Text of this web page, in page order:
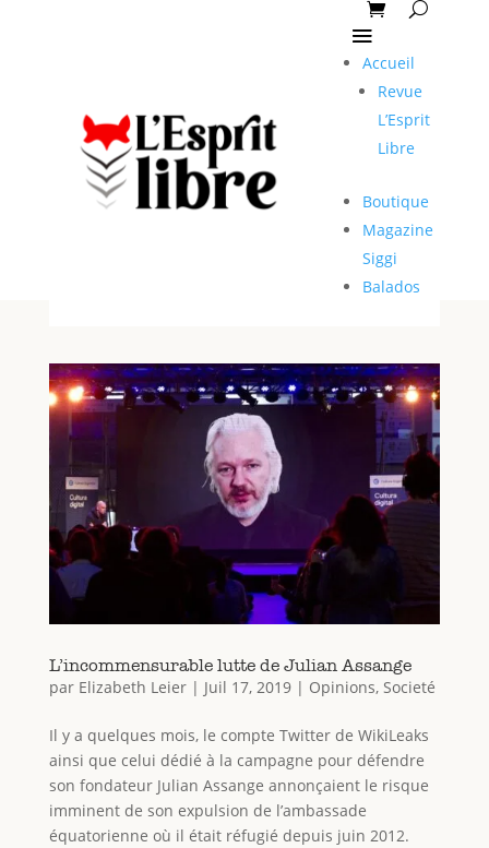
Accueil
Revue
L’Esprit
Libre
Boutique
Magazine
Siggi
Balados
L’incommensurable lutte de Julian Assange
par Elizabeth Leier| Juil 17, 2019| Opinions, Societé
Il y a quelques mois, le compte Twitter de WikiLeaks
ainsi que celui dédié à la campagne pour défendre
son fondateur Julian Assange annonçaient le risque
imminent de son expulsion de l’ambassade
équatorienne où il était réfugié depuis juin 2012.